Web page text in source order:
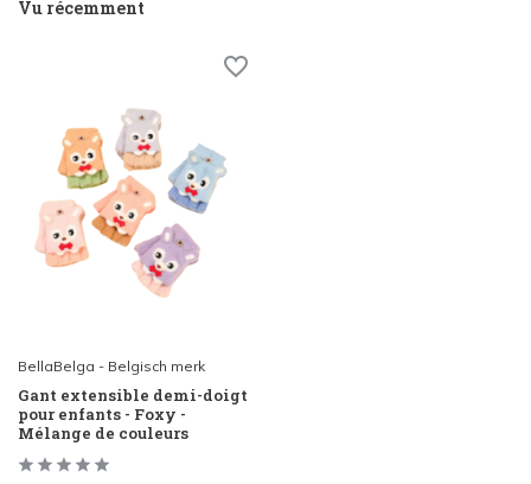
Vu récemment
BellaBelga - Belgisch merk
Gant extensible demi-doigt
pour enfants - Foxy -
Mélange de couleurs